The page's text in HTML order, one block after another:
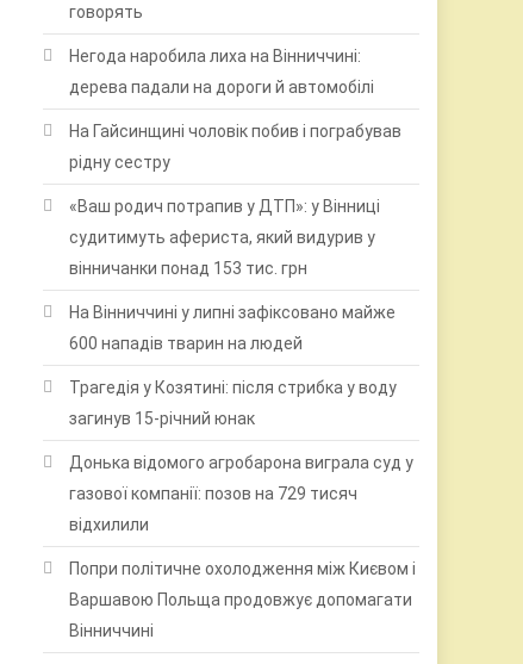
говорять
Негода наробила лиха на Вінниччині:
дерева падали на дороги й автомобілі
На Гайсинщині чоловік побив і пограбував
рідну сестру
«Ваш родич потрапив у ДТП»: у Вінниці
судитимуть афериста, який видурив у
вінничанки понад 153 тис. грн
На Вінниччині у липні зафіксовано майже
600 нападів тварин на людей
Трагедія у Козятині: після стрибка у воду
загинув 15-річний юнак
Донька відомого агробарона виграла суд у
газової компанії: позов на 729 тисяч
відхилили
Попри політичне охолодження між Києвом і
Варшавою Польща продовжує допомагати
Вінниччині